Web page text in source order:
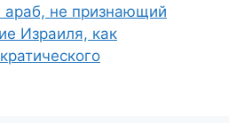
араб, не признающий
Израиля, как